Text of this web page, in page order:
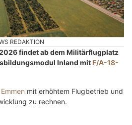
REDAKTION
findet ab dem Militärflugplatz
Inland mit F/A-18-
mit erhöhtem Flugbetrieb und
zu rechnen.